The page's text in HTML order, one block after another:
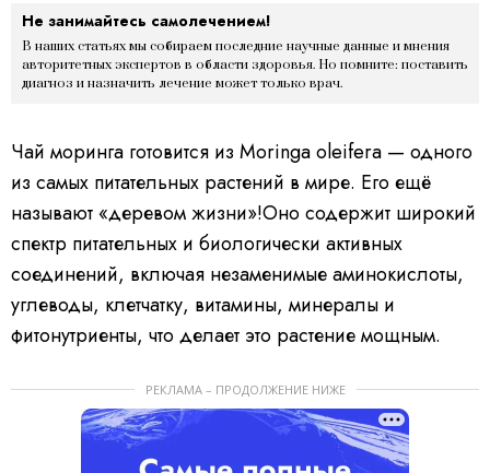
Не занимайтесь самолечением!
В наших статьях мы собираем последние научные данные и мнения
авторитетных экспертов в области здоровья. Но помните: поставить
диагноз и назначить лечение может только врач.
Чай моринга готовится из Moringa oleifera — одного
из самых питательных растений в мире. Его ещё
называют «деревом жизни»!Оно содержит широкий
спектр питательных и биологически активных
соединений, включая незаменимые аминокислоты,
углеводы, клетчатку, витамины, минералы и
фитонутриенты, что делает это растение мощным.
РЕКЛАМА – ПРОДОЛЖЕНИЕ НИЖЕ